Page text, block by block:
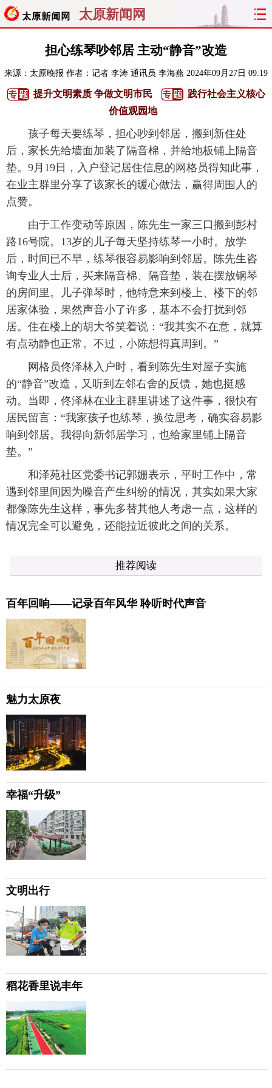
太原新闻网
聚焦 太原
经济 关注 文明 出行
曝光
旅游 理财 政务 教育
看天下 晋月读 最太原 网罗民生
太原日报
担心练琴吵邻居 主动“静音”改造
来源： 太原晚报 作者：记者 李涛 通讯员 李海燕 2024年09月27日 09:19
提升文明素质 争做文明市民
践行社会主义核心
价值观园地
孩子每天要练琴，担心吵到邻居，搬到新住处
后，家长先给墙面加装了隔音棉，并给地板铺上隔音
垫。9月19日，入户登记居住信息的网格员得知此事，
在业主群里分享了该家长的暖心做法，赢得周围人的
点赞。
由于工作变动等原因，陈先生一家三口搬到彭村
路16号院。13岁的儿子每天坚持练琴一小时。放学
后，时间已不早，练琴很容易影响到邻居。陈先生咨
询专业人士后，买来隔音棉、隔音垫，装在摆放钢琴
的房间里。儿子弹琴时，他特意来到楼上、楼下的邻
居家体验，果然声音小了许多，基本不会打扰到邻
居。住在楼上的胡大爷笑着说：“我其实不在意，就算
有点动静也正常。不过，小陈想得真周到。”
网格员佟泽林入户时，看到陈先生对屋子实施
的“静音”改造，又听到左邻右舍的反馈，她也挺感
动。当即，佟泽林在业主群里讲述了这件事，很快有
居民留言：“我家孩子也练琴，换位思考，确实容易影
响到邻居。我得向新邻居学习，也给家里铺上隔音
垫。”
和泽苑社区党委书记郭姗表示，平时工作中，常
遇到邻里间因为噪音产生纠纷的情况，其实如果大家
都像陈先生这样，事先多替其他人考虑一点，这样的
情况完全可以避免，还能拉近彼此之间的关系。
推荐阅读
百年回响——记录百年风华 聆听时代声音
魅力太原夜
幸福“升级”
文明出行
稻花香里说丰年